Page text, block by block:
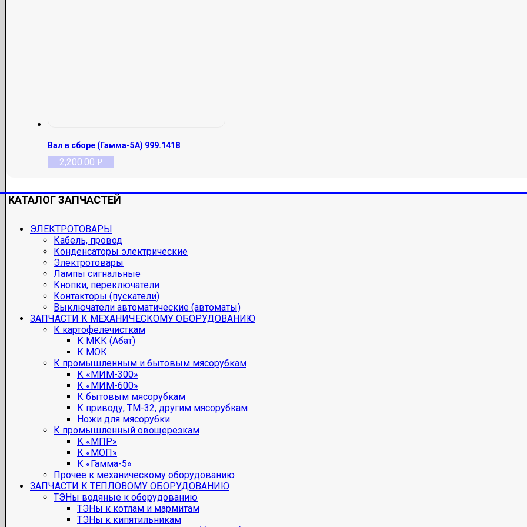
Вал в сборе (Гамма-5А) 999.1418
2,200.00 Р
КАТАЛОГ ЗАПЧАСТЕЙ
ЭЛЕКТРОТОВАРЫ
Кабель, провод
Конденсаторы электрические
Электротовары
Лампы сигнальные
Кнопки, переключатели
Контакторы (пускатели)
Выключатели автоматические (автоматы)
ЗАПЧАСТИ К МЕХАНИЧЕСКОМУ ОБОРУДОВАНИЮ
К картофелечисткам
К МКК (Абат)
К МОК
К промышленным и бытовым мясорубкам
К «МИМ-300»
К «МИМ-600»
К бытовым мясорубкам
К приводу, ТМ-32, другим мясорубкам
Ножи для мясорубки
К промышленный овощерезкам
К «МПР»
К «МОП»
К «Гамма-5»
Прочее к механическому оборудованию
ЗАПЧАСТИ К ТЕПЛОВОМУ ОБОРУДОВАНИЮ
ТЭНы водяные к оборудованию
ТЭНы к котлам и мармитам
ТЭНы к кипятильникам